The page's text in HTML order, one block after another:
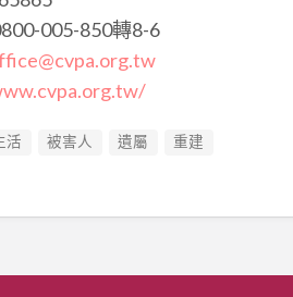
005-850轉8-6
活 被害人 遺屬 重建